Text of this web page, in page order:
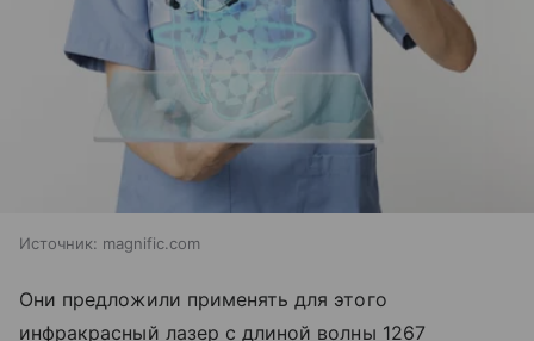
Источник: magnific.com
Они предложили применять для этого
инфракрасный лазер с длиной волны 1267